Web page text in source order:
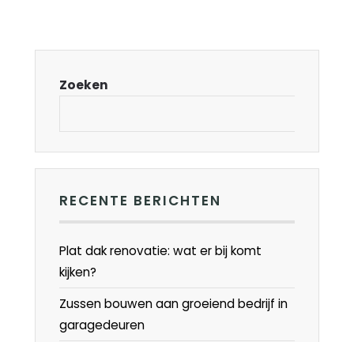
Zoeken
RECENTE BERICHTEN
Plat dak renovatie: wat er bij komt
kijken?
Zussen bouwen aan groeiend bedrijf in
garagedeuren